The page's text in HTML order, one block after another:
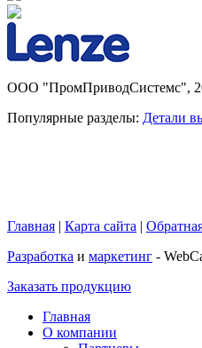
ООО "ПромПриводСистемс",
Популярные разделы: Детали
Главная | Карта сайта |
Разработка и маркетинг -
Заказать продукцию
Главная
О компании